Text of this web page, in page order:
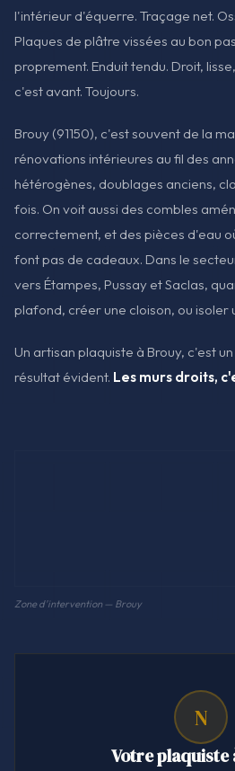
l'intérieur d'équerre. Traçage net.
Plaques de plâtre vissées au bon
proprement. Enduit tendu. Droit,
c'est avant. Toujours.
Brouy (91150), c'est souvent de la
rénovations intérieures au fil des
hétérogènes, doublages anciens,
fois. On voit aussi des combles
correctement, et des pièces d'eau
font pas de cadeaux. Dans le
vers Étampes, Pussay et Saclas,
plafond, créer une cloison, ou isoler
Un artisan plaquiste à Brouy, c'est
résultat évident. Les murs droits,
Zone d'intervention — Brouy
N
Votre plaquiste